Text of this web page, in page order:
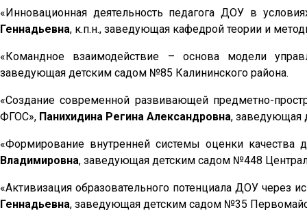
«Инновационная деятельность педагога ДОУ в
Геннадьевна, к.п.н., заведующая кафедрой теории и
«Командное взаимодействие – основа модели
заведующая детским садом №85 Калининского района.
«Создание современной развивающей предметно-
ФГОС», Панихидина Регина Александровна, заведующая
«Формирование внутренней системы оценки качества
Владимировна, заведующая детским садом №448
«Активизация образовательного потенциала ДОУ
Геннадьевна, заведующая детским садом №35